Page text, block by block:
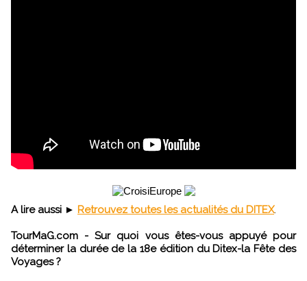
A lire aussi ► Retrouvez toutes les actualités du DITEX.
TourMaG.com - Sur quoi vous êtes-vous appuyé pour
déterminer la durée de la 18e édition du Ditex-la Fête des
Voyages ?